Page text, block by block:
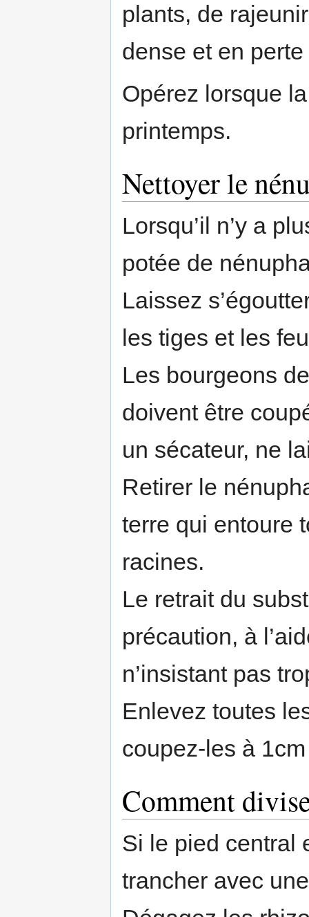
plants, de
dense et en
Opérez lorsque
printemps.
Nettoyer le
Lorsqu’il n’y a
potée de
Laissez
les tiges et les
Les bourgeons
doivent être
un sécateur, ne
Retirer le
terre qui entoure
racines.
Le retrait du
précaution, à
n’insistant pas
Enlevez toutes
coupez-les à
Comment
Si le pied central
trancher avec